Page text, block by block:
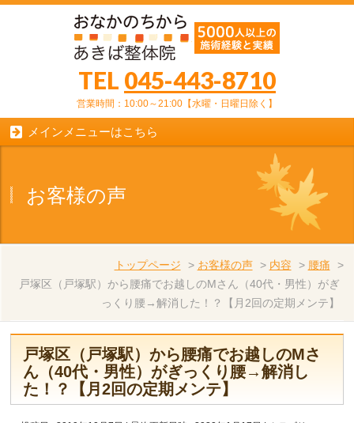
TEL 045-443-8710
営業時間：10:00～21:00【水曜・日曜日除く】
メインメニューはこちら
お客様の声
トップページ > お客様の声 > 内容 > 腰痛
>
戸塚区（戸塚駅）から腰痛でお越しのMさん（40代・男性）がぎ
っくり腰→解消した！？【月2回の定期メンテ】
戸塚区（戸塚駅）から腰痛でお越しのMさ
ん（40代・男性）がぎっくり腰→解消し
た！？【月2回の定期メンテ】